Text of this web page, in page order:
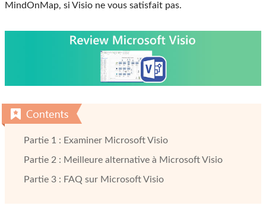
MindOnMap, si Visio ne vous satisfait pas.
Partie 1 : Examiner Microsoft Visio
Partie 2 : Meilleure alternative à Microsoft Visio
Partie 3 : FAQ sur Microsoft Visio